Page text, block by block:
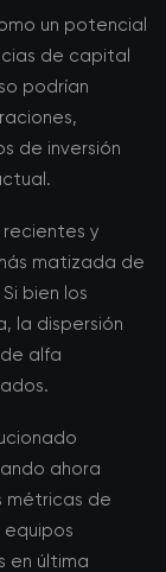
un potencial
de capital
podrían
de inversión
y
matizada de
bien los
la dispersión
alfa
ahora
métricas de
en última